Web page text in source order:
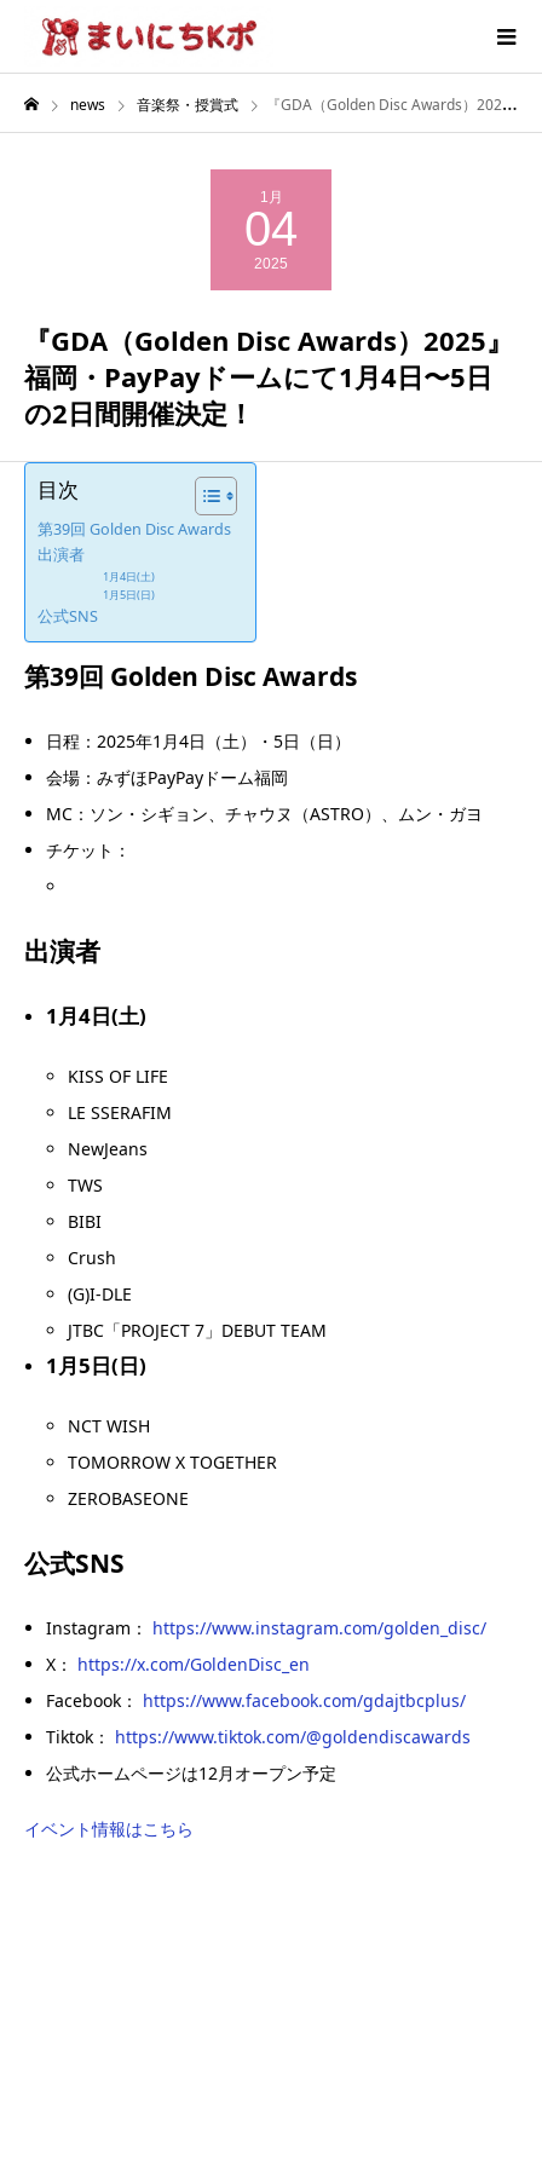
news 音楽祭・授賞式 『GDA（Golden Disc Awards）2025』福岡・PayPayドームにて1月4日〜5日の2日間開催決定！
1月
04
2025
『GDA（Golden Disc Awards）2025』
福岡・PayPayドームにて1月4日〜5日
の2日間開催決定！
目次
第39回 Golden Disc Awards
出演者
1月4日(土)
1月5日(日)
公式SNS
第39回 Golden Disc Awards
日程：2025年1月4日（土）・5日（日）
会場：みずほPayPayドーム福岡
MC：ソン・シギョン、チャウヌ（ASTRO）、ムン・ガヨ
チケット：
出演者
1月4日(土)
KISS OF LIFE
LE SSERAFIM
NewJeans
TWS
BIBI
Crush
(G)I-DLE
JTBC「PROJECT 7」DEBUT TEAM
1月5日(日)
NCT WISH
TOMORROW X TOGETHER
ZEROBASEONE
公式SNS
Instagram： https://www.instagram.com/golden_disc/
X： https://x.com/GoldenDisc_en
Facebook： https://www.facebook.com/gdajtbcplus/
Tiktok： https://www.tiktok.com/@goldendiscawards
公式ホームページは12月オープン予定
イベント情報はこちら